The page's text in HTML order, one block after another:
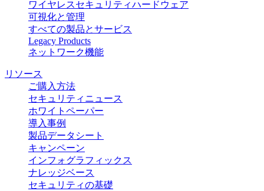
ワイヤレスセキュリティハードウェア
可視化と管理
すべての製品とサービス
Legacy Products
ネットワーク機能
リソース
ご購入方法
セキュリティニュース
ホワイトペーパー
導入事例
製品データシート
キャンペーン
インフォグラフィックス
ナレッジベース
セキュリティの基礎